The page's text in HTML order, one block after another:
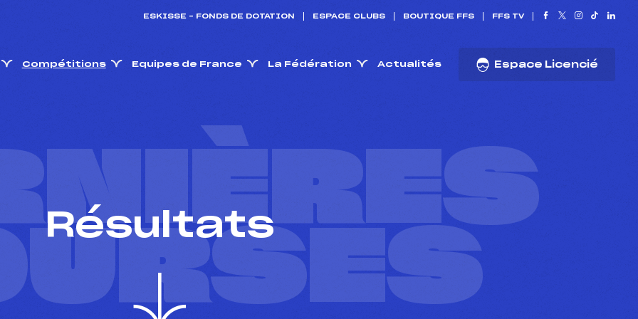
ESKISSE – FONDS DE DOTATION ESPACE CLUBS BOUTIQUE FFS FFS TV
Compétitions Equipes de France La Fédération Actualités Espace Licencié
Résultats